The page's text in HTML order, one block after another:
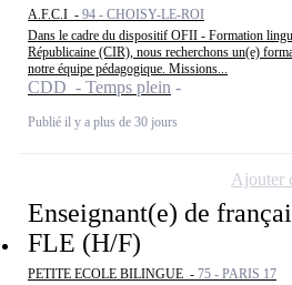
A.F.C.I - 94 - CHOISY-LE-ROI
Dans le cadre du dispositif OFII - Formation
Républicaine (CIR), nous recherchons un(e)
notre équipe pédagogique. Missions...
CDD - Temps plein
Publié il y a plus de 30 jours
Enseignant(e) de
FLE (H/F)
PETITE ECOLE BILINGUE - 75 - PARIS 17
Ajouter